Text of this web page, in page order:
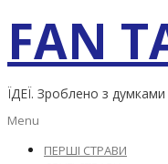
content
FAN
ЇДЕЇ. Зроблено з
Primary
Menu
ПЕРШІ СТРАВИ